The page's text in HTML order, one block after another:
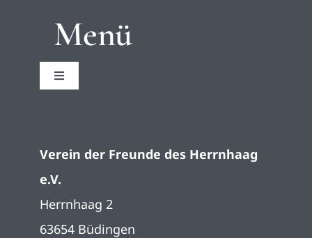
Menü
Toggle
Impressum
Datenschutz
Verein der Freunde des Herrnhaag
e.V.
Herrnhaag 2
63654 Büdingen